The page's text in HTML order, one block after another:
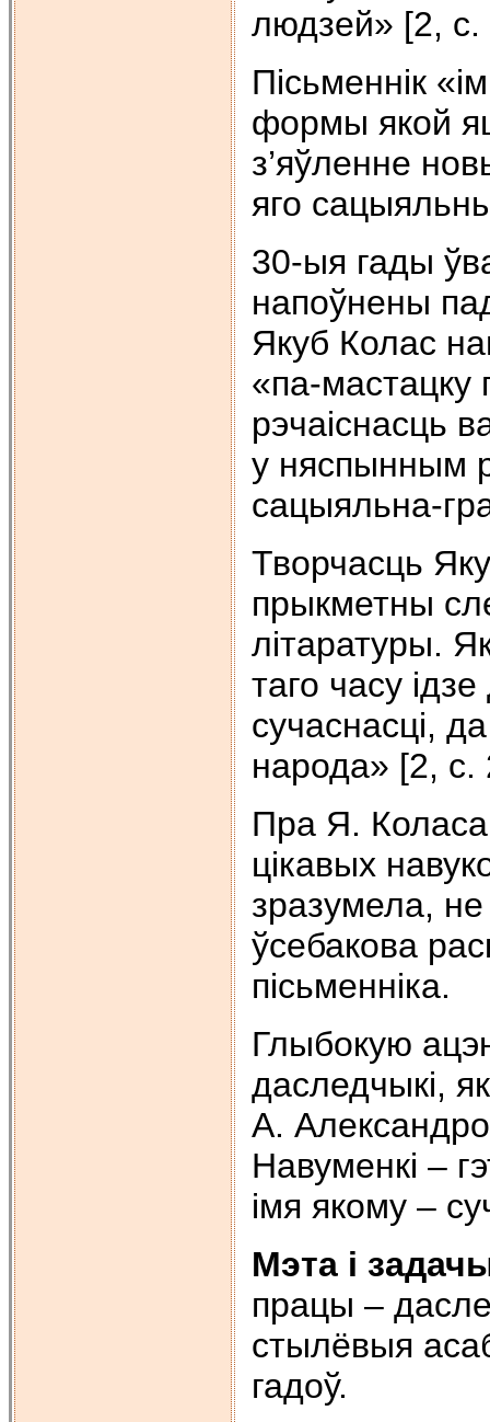
людзей» [2, с.
Пiсьменнiк
формы якой
з’яўленне
яго
30-ыя гады
напоўнены
Якуб Колас
«па-мастацку
рэчаiснасць
у няспынным
сацыяльна-
Творчасць
прыкметны
лiтаратуры.
таго часу
сучаснасцi,
народа» [2, с.
Пра Я. Коласа
цiкавых
зразумела,
ўсебакова
пiсьменнiка.
Глыбокую
даследчыкi,
А.
Навуменкi –
iмя якому –
Мэта i
працы –
стылёвыя
гадоў.